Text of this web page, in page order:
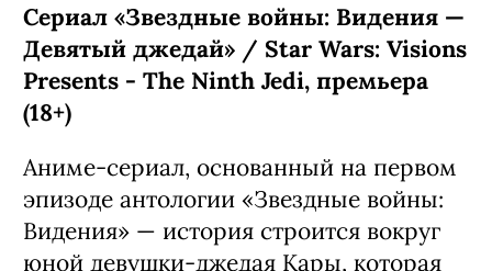
Сериал «Звездные войны: Видения —
Девятый джедай» / Star Wars: Visions
Presents - The Ninth Jedi, премьера
(18+)
Аниме-сериал, основанный на первом
эпизоде антологии «Звездные войны:
Видения» — история строится вокруг
юной девушки-джедая Кары, которая